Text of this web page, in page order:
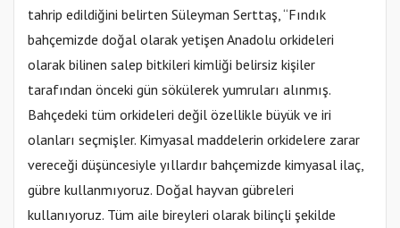
tahrip edildiğini belirten Süleyman Serttaş, “Fındık
bahçemizde doğal olarak yetişen Anadolu orkideleri
olarak bilinen salep bitkileri kimliği belirsiz kişiler
tarafından önceki gün sökülerek yumruları alınmış.
Bahçedeki tüm orkideleri değil özellikle büyük ve iri
olanları seçmişler. Kimyasal maddelerin orkidelere zarar
vereceği düşüncesiyle yıllardır bahçemizde kimyasal ilaç,
gübre kullanmıyoruz. Doğal hayvan gübreleri
kullanıyoruz. Tüm aile bireyleri olarak bilinçli şekilde